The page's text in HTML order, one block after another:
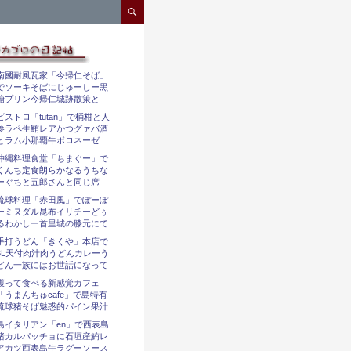
國耐風瓦家「今帰仁そば」
ソーキそばにじゅーしー黒
プリン今帰仁城跡散策と
ストロ「tutan」で桶柑と人
ラペ生鮪レアかつグァバ酒
ラム小那覇牛ボロネーゼ
縄料理食堂「ちまぐー」で
んち定食朗らかなるうちな
ぐちと五郎さんと同じ席
球料理「赤田風」でぽーぽ
ミヌダル昆布イリチーどぅ
わかしー首里城の膝元にて
打うどん「きくや」本店で
天付肉汁肉うどんカレーう
ん一族にはお世話になって
って食べる新感覚カフェ
うまんちゅcafe」で島特有
球猪そば魅惑的パイン果汁
イタリアン「en」で西表島
カルパッチョに石垣産鮪レ
カツ西表島牛ラグーソース